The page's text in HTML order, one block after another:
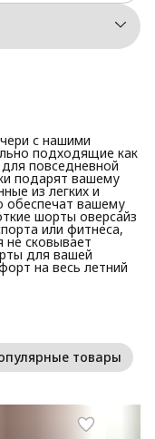
с нашими
подходящие как
повседневной
подарят вашему
из легких и
вашему
шорты оверсайз
или фитнеса,
не сковывает
для вашей
на весь летний
товары